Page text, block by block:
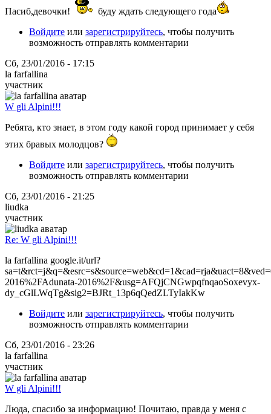
Пасиб,девочки!
буду ждать следующего года
Войдите или зарегистрируйтесь, чтобы получить
возможность отправлять комментарии
Сб, 23/01/2016 - 17:15
la farfallina
участник
W gli Alpini!!!
Ребята, кто знает, в этом году какой город принимает у себя
этих бравых молодцов?
Войдите или зарегистрируйтесь, чтобы получить
возможность отправлять комментарии
Сб, 23/01/2016 - 21:25
liudka
участник
Re: W gli Alpini!!!
la farfallina google.it/url?
2016%2FAdunata-2016%2F&usg=AFQjCNGwpqfnqaoSoxevyx-
dy_cGlLWqTg&sig2=BJRt_13p6qQedZLTyIakKw
Войдите или зарегистрируйтесь, чтобы получить
возможность отправлять комментарии
Сб, 23/01/2016 - 23:26
la farfallina
участник
W gli Alpini!!!
Люда, спасибо за информацию! Почитаю, правда у меня с